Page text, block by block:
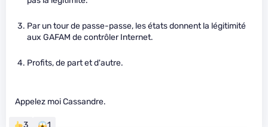
Par un tour de passe-passe, les états donnent la légitimité
aux GAFAM de contrôler Internet.
Profits, de part et d'autre.
Appelez moi Cassandre.